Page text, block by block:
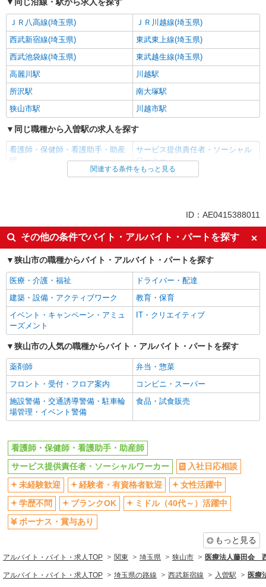
ＪＲ八高線(埼玉県)
ＪＲ川越線(埼玉県)
西武新宿線(埼玉県)
東武東上線(埼玉県)
西武池袋線(埼玉県)
東武越生線(埼玉県)
高麗川駅
川越駅
所沢駅
南大塚駅
狭山市駅
川越市駅
同じ職種から入曽駅の求人を探す
看護師・保健師・看護助手・助産
師
サービス提供責任者・ソーシャル
ワーカー
入社日応相談
未経験歓迎
経験者・有資格者歓迎
女性活躍中
学歴不問
ブランクOK
ミドル（40代～）活躍中
ボーナス・賞与あり
昇給あり
車通勤OK
残業ほぼなし
社会保険あり
送迎あり
研修制度あり
同じ職種から求人を探す
医療・介護・福祉
看護師・保健師・看護助手・助
サービス提供責任者・ソーシャ
同じ特徴から求人を探す
未経験歓迎
ミドル（40代～）活躍中
ボーナス・賞与あり
車通勤OK
交通費支給
社会保険あり
関連する条件をもっと見る
ID：AE0415388011
その他の条件でバイト・アルバイト・パートを探す
狭山市の職種からバイト・アルバイト・パートを探す
医療・介護・福祉
ドライバー・配達
建築・設備・アクティブワーク
教育・保育
イベント・キャンペーン・アミュ
ーズメント
IT・クリエイティブ
狭山市の人気の職種からバイト・アルバイト・パートを探す
薬剤師
弁当・惣菜
フロント・受付・フロア案内
コンビニ・スーパー
施設警備・交通誘導警備・駐車輪
場管理・イベント警備
食品・試食販売
看護師・保健師・看護助手・助産師
サービス提供責任者・ソーシャルワーカー
入社日応相談
未経験歓迎
経験者・有資格者歓迎
女性活躍中
学歴不問
ブランクOK
ミドル（40代～）活躍中
ボーナス・賞与あり
もっと見る
アルバイト・バイト・求人TOP 関東 埼玉県 狭山市 医療法人藤田会
アルバイト・バイト・求人TOP 埼玉県の路線 西武新宿線 入曽駅 医療